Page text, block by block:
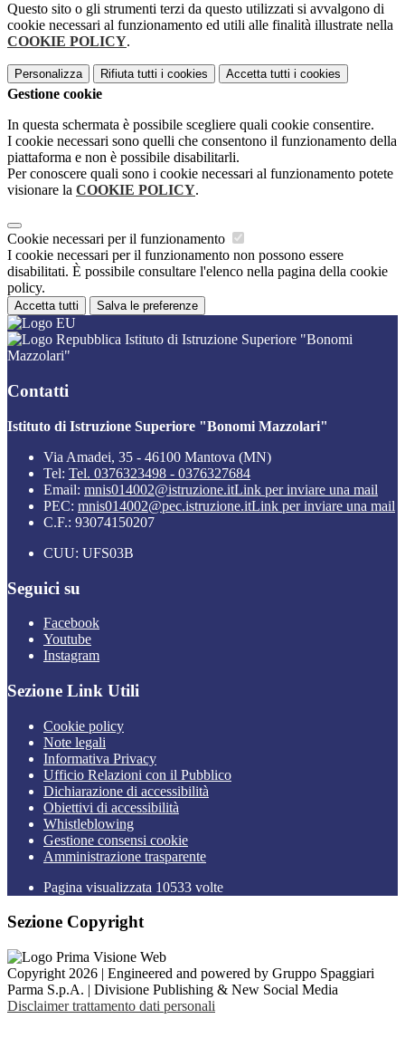
Questo sito o gli strumenti terzi da questo utilizzati si avvalgono di
cookie necessari al funzionamento ed utili alle finalità illustrate nella
COOKIE POLICY.
Personalizza Rifiuta tutti i cookies Accetta tutti i cookies
Gestione cookie
In questa schermata è possibile scegliere quali cookie consentire.
I cookie necessari sono quelli che consentono il funzionamento della
piattaforma e non è possibile disabilitarli.
Per conoscere quali sono i cookie necessari al funzionamento potete
visionare la COOKIE POLICY.
Cookie necessari per il funzionamento
I cookie necessari per il funzionamento non possono essere
disabilitati. È possibile consultare l'elenco nella pagina della cookie
policy.
Accetta tutti Salva le preferenze
Istituto di Istruzione Superiore "Bonomi
Mazzolari"
Contatti
Istituto di Istruzione Superiore "Bonomi Mazzolari"
Via Amadei, 35 - 46100 Mantova (MN)
Tel: Tel. 0376323498 - 0376327684
Email: mnis014002@istruzione.itLink per inviare una mail
PEC: mnis014002@pec.istruzione.itLink per inviare una mail
C.F.: 93074150207
CUU: UFS03B
Seguici su
Facebook
Youtube
Instagram
Sezione Link Utili
Cookie policy
Note legali
Informativa Privacy
Ufficio Relazioni con il Pubblico
Dichiarazione di accessibilità
Obiettivi di accessibilità
Whistleblowing
Gestione consensi cookie
Amministrazione trasparente
Pagina visualizzata 10533 volte
Sezione Copyright
Copyright 2026 | Engineered and powered by Gruppo Spaggiari
Parma S.p.A. | Divisione Publishing & New Social Media
Disclaimer trattamento dati personali